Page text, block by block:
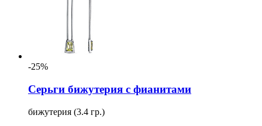
-25%
Серьги бижутерия с фианитами
бижутерия (3.4 гр.)